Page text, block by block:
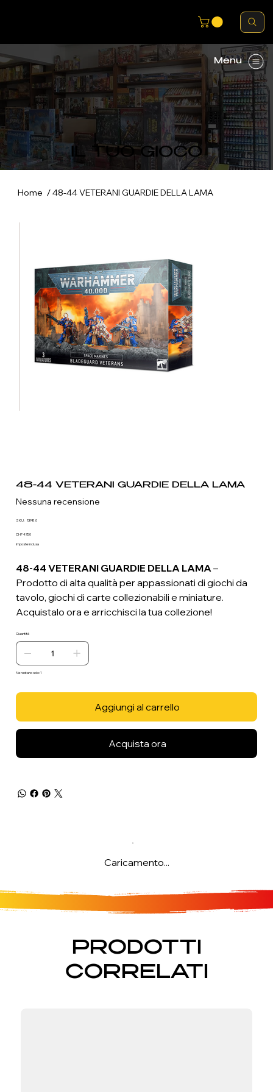
IL TUO GIOCO
Menu
Home /48-44 VETERANI GUARDIE DELLA LAMA
48-44 VETERANI GUARDIE DELLA LAMA
Nessuna recensione
SKU: SKU
1398.0
Prezzo
CHF 47.50
Imposte inclusa
48-44 VETERANI GUARDIE DELLA LAMA –
Prodotto di alta qualità per appassionati di giochi da
tavolo, giochi di carte collezionabili e miniature.
Acquistalo ora e arricchisci la tua collezione!
Quantità
Ne restano solo: 1
Aggiungi al carrello
Acquista ora
Caricamento...
PRODOTTI
CORRELATI